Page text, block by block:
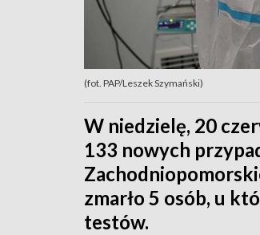
(fot. PAP/Leszek Szymański)
W niedzielę, 20
133 nowych
zmarło 5 osób, u
testów.